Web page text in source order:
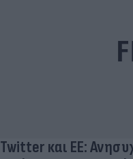
Twitter και ΕΕ: